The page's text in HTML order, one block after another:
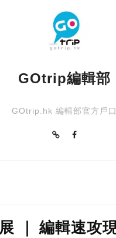
GOtrip編輯部
GOtrip.hk 編輯部官方戶口
｜ 編輯速攻